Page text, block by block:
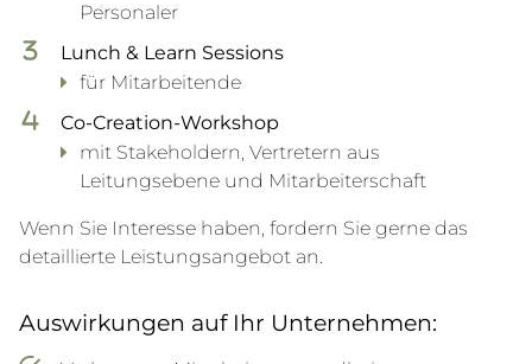
Personaler
Lunch & Learn Sessions
für Mitarbeitende
Co-Creation-Workshop
mit Stakeholdern, Vertretern aus
Leitungsebene und Mitarbeiterschaft
Wenn Sie Interesse haben, fordern Sie gerne das
detaillierte Leistungsangebot an.
Auswirkungen auf Ihr Unternehmen: